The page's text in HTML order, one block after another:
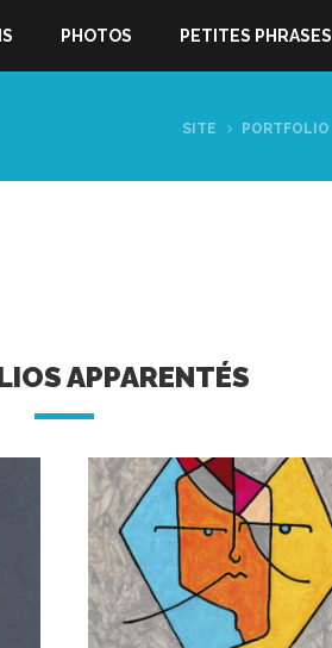
PHOTOS PETITES PHRASES
SITE PORTFOLIO
APPARENTÉS